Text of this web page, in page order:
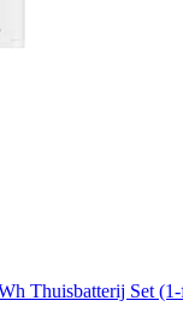
Thuisbatterij Set (1-